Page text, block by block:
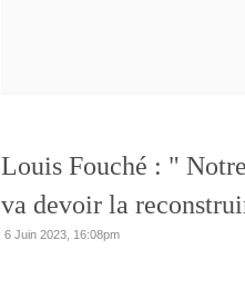
Louis Fouché : "
va devoir la
6 Juin 2023, 16:08pm